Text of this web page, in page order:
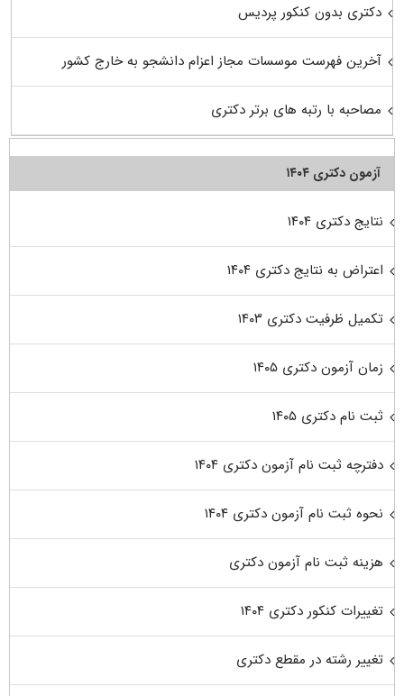
دکتری بدون کنکور پردیس
آخرین فهرست موسسات مجاز اعزام دانشجو به خارج کشور
مصاحبه با رتبه های برتر دکتری
آزمون دکتری ۱۴۰۴
نتایج دکتری ۱۴۰۴
اعتراض به نتایج دکتری ۱۴۰۴
تکمیل ظرفیت دکتری ۱۴۰۳
زمان آزمون دکتری ۱۴۰۵
ثبت نام دکتری ۱۴۰۵
دفترچه ثبت نام آزمون دکتری ۱۴۰۴
نحوه ثبت نام آزمون دکتری ۱۴۰۴
هزینه ثبت نام آزمون دکتری
تغییرات کنکور دکتری ۱۴۰۴
تغییر رشته در مقطع دکتری